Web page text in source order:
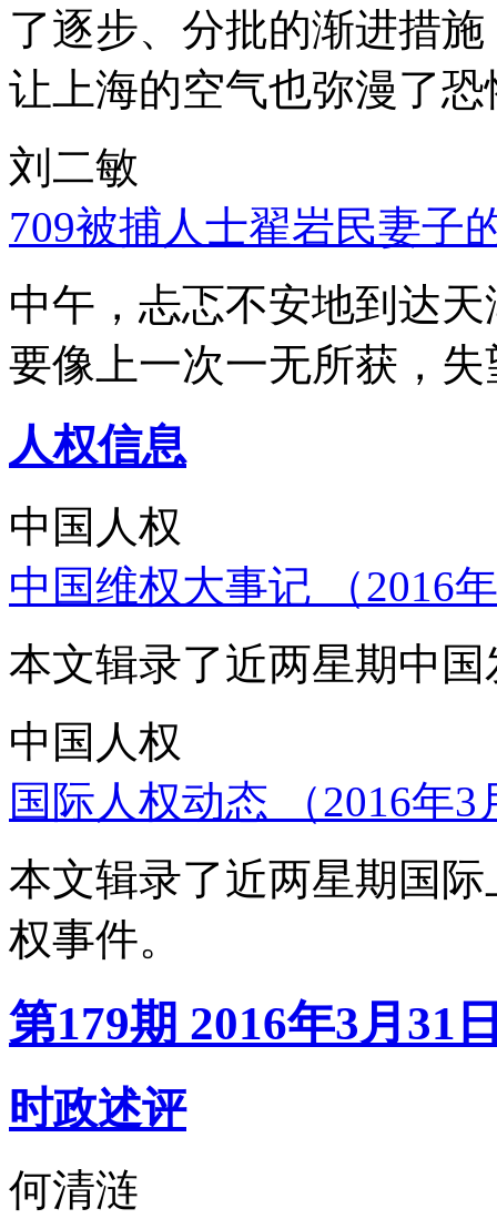
了逐步、分批的渐进措
让上海的空气也弥漫了
刘二敏
709被捕人士翟岩民妻子
中午，忐忑不安地到达
要像上一次一无所获，
人权信息
中国人权
中国维权大事记 （2016
本文辑录了近两星期中
中国人权
国际人权动态 （2016年
本文辑录了近两星期国
权事件。
第179期 2016年3月31
时政述评
何清涟